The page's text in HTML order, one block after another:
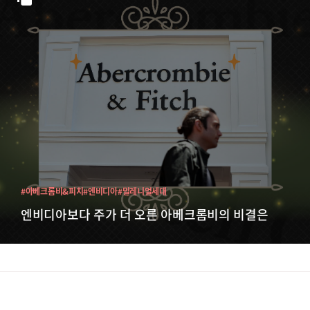
엔비디아보다 주가 더 오른 아베크롬비의 비결은
#아베크롬비&피치#엔비디아#밀레니얼세대